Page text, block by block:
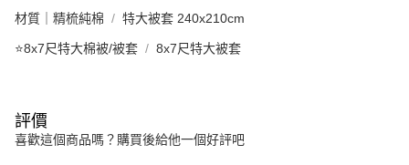
材質｜精梳純棉 特大被套 240x210cm
⭐8x7尺特大棉被/被套 8x7尺特大被套
評價
喜歡這個商品嗎？購買後給他一個好評吧